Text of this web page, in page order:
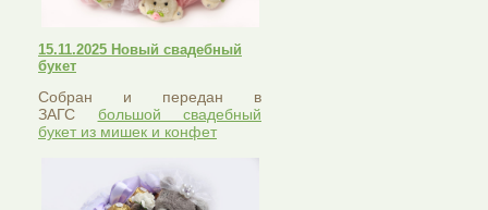
15.11.2025 Новый свадебный
букет
Собран и передан в
ЗАГС большой свадебный
букет из мишек и конфет